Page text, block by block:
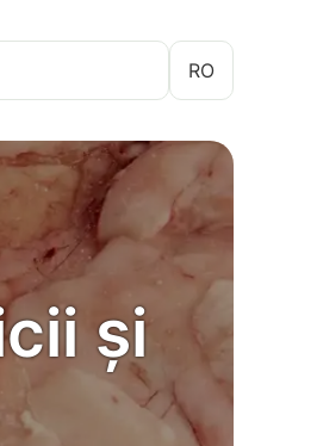
RO
și